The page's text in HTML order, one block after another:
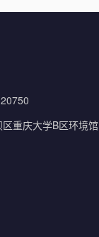
重庆大学B区环境馆